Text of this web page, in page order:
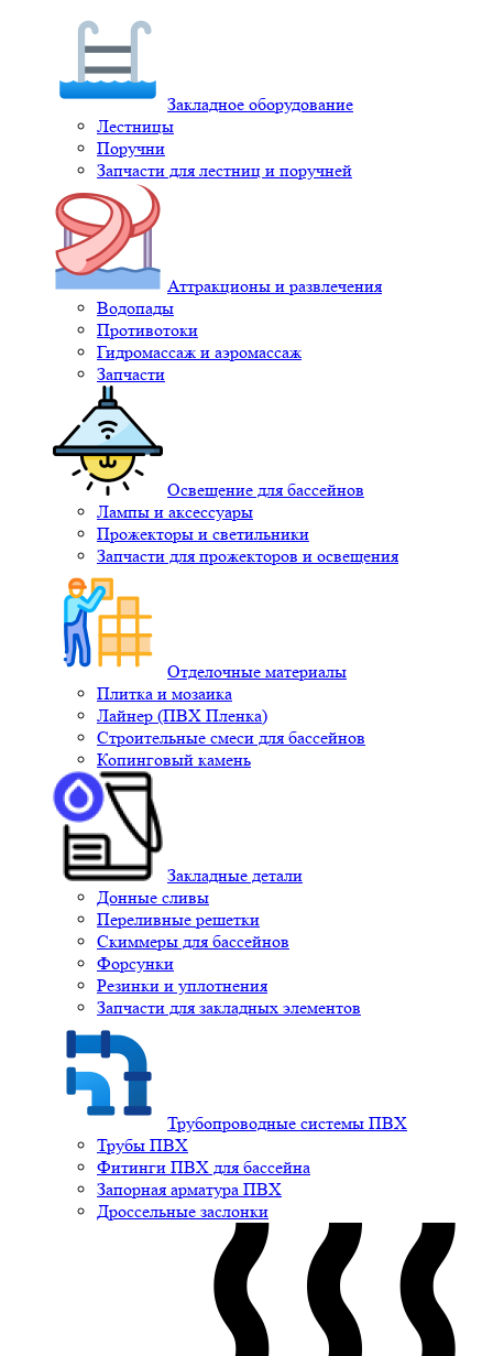
Закладное оборудование
Лестницы
Поручни
Запчасти для лестниц и поручней
Аттракционы и развлечения
Водопады
Противотоки
Гидромассаж и аэромассаж
Запчасти
Освещение для бассейнов
Лампы и аксессуары
Прожекторы и светильники
Запчасти для прожекторов и освещения
Отделочные материалы
Плитка и мозаика
Лайнер (ПВХ Пленка)
Строительные смеси для бассейнов
Копинговый камень
Закладные детали
Донные сливы
Переливные решетки
Скиммеры для бассейнов
Форсунки
Резинки и уплотнения
Запчасти для закладных элементов
Трубопроводные системы ПВХ
Трубы ПВХ
Фитинги ПВХ для бассейна
Запорная арматура ПВХ
Дроссельные заслонки